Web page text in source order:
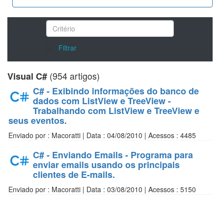
Filtrar
Visual C# (954 artigos)
C# - Exibindo informações do banco de
dados com ListView e TreeView -
Trabalhando com ListView e TreeView e
seus eventos.
Enviado por : Macoratti | Data : 04/08/2010 | Acessos : 4485
C# - Enviando Emails - Programa para
enviar emails usando os principais
clientes de E-mails.
Enviado por : Macoratti | Data : 03/08/2010 | Acessos : 5150